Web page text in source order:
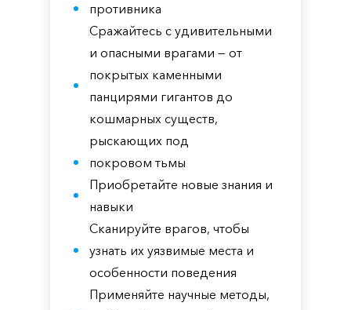
противника
Сражайтесь с удивительными
и опасными врагами — от
покрытых каменными
панцирями гигантов до
кошмарных существ,
рыскающих под
покровом тьмы
Приобретайте новые знания и
навыки
Сканируйте врагов, чтобы
узнать их уязвимые места и
особенности поведения
Применяйте научные методы,